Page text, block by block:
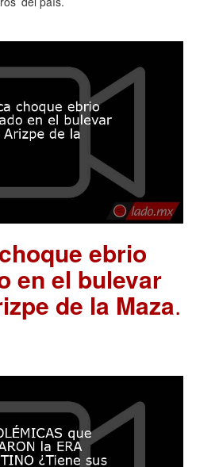
ebrio
en el bulevar
de la Maza.